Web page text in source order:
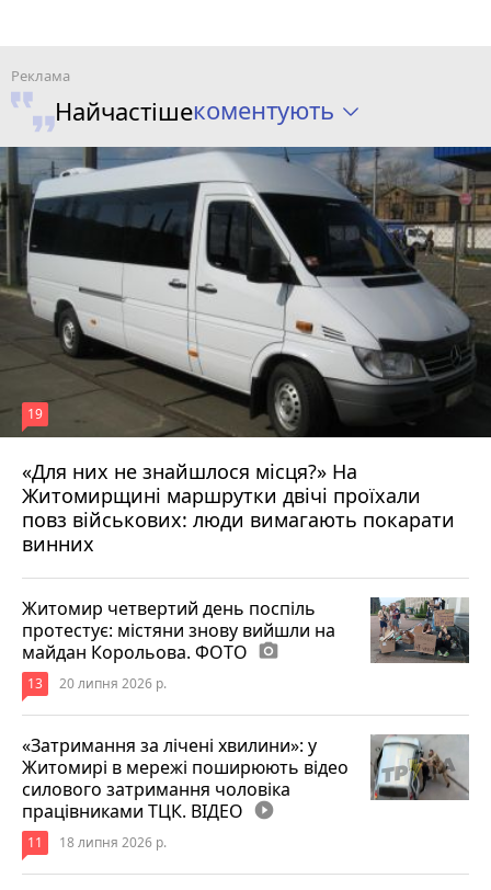
Найчастішекоментують
«Для них не знайшлося місця?» На
Житомирщині маршрутки двічі проїхали
повз військових: люди вимагають покарати
винних
19
17 липня 2026 р.
Житомир четвертий день поспіль
протестує: містяни знову вийшли на
майдан Корольова. ФОТО photo_camera
13 20 липня 2026 р.
«Затримання за лічені хвилини»: у
Житомирі в мережі поширюють відео
силового затримання чоловіка
працівниками ТЦК. ВІДЕО play_circle_filled
11 18 липня 2026 р.